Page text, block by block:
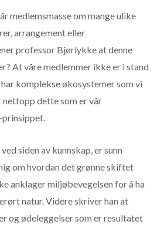
medlemsmasse om mange ulike
arrangement eller
professor Bjørlykke at denne
At våre medlemmer ikke er i stand
komplekse økosystemer som vi
nettopp dette som er vår
siden av kunnskap, er sunn
om hvordan det grønne skiftet
anklager miljøbevegelsen for å ha
natur. Videre skriver han at
og ødeleggelser som er resultatet